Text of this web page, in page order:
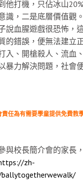
他打機，只佔冰山
識，二是底層價值觀
說血腥遊戲很恐怖，
的錯誤，便無法建立
入、開槍殺人、流血
暴力解決問題，社會
任為有需要學童提供免費教
與校長簡介會的家長
zh-
ballytogetherwewalk/